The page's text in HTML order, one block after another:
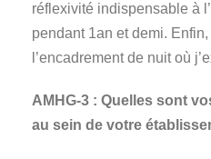
réflexivité indispensable à
pendant 1an et demi.
l’encadrement de nuit où
AMHG-3 : Quelles sont
au sein de votre